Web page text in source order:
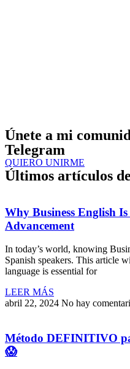
Únete a mi
Telegram
QUIERO UNIRME
Últimos artículos
Why Business English
Advancement
In today’s world, knowing
Spanish speakers. This article
language is essential for
LEER MÁS
abril 22, 2024 No hay
Método DEFINITIVO
😱